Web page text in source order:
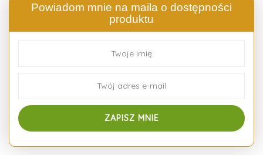
Powiadom mnie na maila o dostępności
produktu